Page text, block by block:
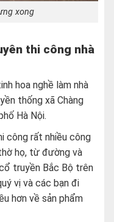
xong
thi công nhà
hoa nghề làm nhà
thống xã Chàng
Hà Nội.
công rất nhiều công
họ, từ đường và
truyền Bắc Bộ trên
vị và các bạn đi
hơn về sản phẩm